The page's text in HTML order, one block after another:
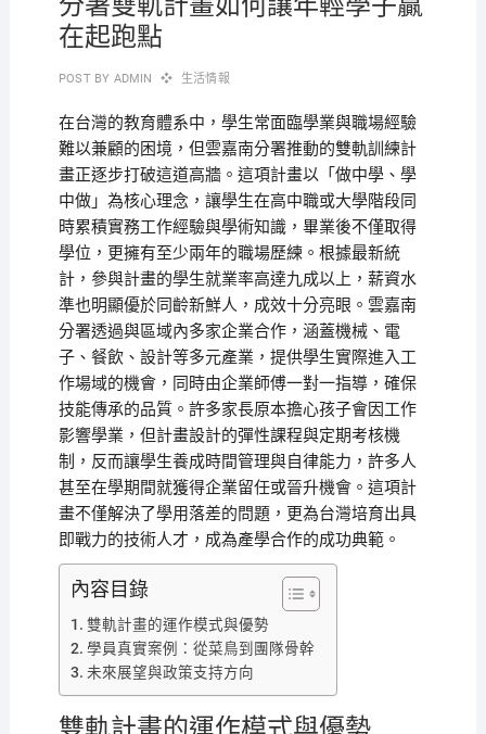
在起跑點
POST BY ADMIN 生活情報
在台灣的教育體系中，學生常面臨學業與職場經驗
難以兼顧的困境，但雲嘉南分署推動的雙軌訓練計
畫正逐步打破這道高牆。這項計畫以「做中學、學
中做」為核心理念，讓學生在高中職或大學階段同
時累積實務工作經驗與學術知識，畢業後不僅取得
學位，更擁有至少兩年的職場歷練。根據最新統
計，參與計畫的學生就業率高達九成以上，薪資水
準也明顯優於同齡新鮮人，成效十分亮眼。雲嘉南
分署透過與區域內多家企業合作，涵蓋機械、電
子、餐飲、設計等多元產業，提供學生實際進入工
作場域的機會，同時由企業師傅一對一指導，確保
技能傳承的品質。許多家長原本擔心孩子會因工作
影響學業，但計畫設計的彈性課程與定期考核機
制，反而讓學生養成時間管理與自律能力，許多人
甚至在學期間就獲得企業留任或晉升機會。這項計
畫不僅解決了學用落差的問題，更為台灣培育出具
即戰力的技術人才，成為產學合作的成功典範。
內容目錄
雙軌計畫的運作模式與優勢
學員真實案例：從菜鳥到團隊骨幹
未來展望與政策支持方向